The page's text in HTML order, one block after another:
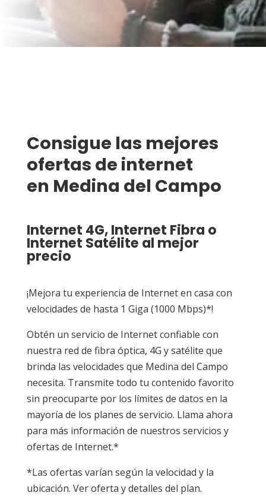
Consigue las mejores
ofertas de internet
en Medina del Campo
Internet 4G,Internet Fibra o
Internet Satélite al mejor
precio
¡Mejora tu experiencia de Internet en casa con
velocidades de hasta 1 Giga (1000 Mbps)*!
Obtén un servicio de Internet confiable con
nuestra red de fibra óptica, 4G y satélite que
brinda las velocidades que Medina del Campo
necesita. Transmite todo tu contenido favorito
sin preocuparte por los límites de datos en la
mayoría de los planes de servicio. Llama ahora
para más información de nuestros servicios y
ofertas de Internet.*
*Las ofertas varían según la velocidad y la
ubicación. Ver oferta y detalles del plan.